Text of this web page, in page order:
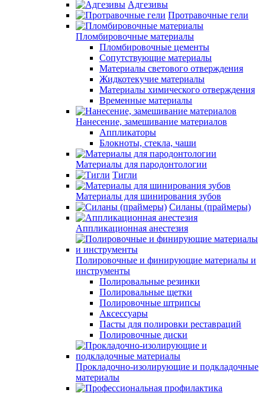
Адгезивы
Протравочные гели
Пломбировочные материалы
Пломбировочные цементы
Сопутствующие материалы
Материалы светового отверждения
Жидкотекучие материалы
Материалы химического отверждения
Временные материалы
Нанесение, замешивание материалов
Аппликаторы
Блокноты, стекла, чаши
Материалы для пародонтологии
Тигли
Материалы для шинирования зубов
Силаны (праймеры)
Аппликационная анестезия
Полировочные и финирующие материалы и
инструменты
Полировальные резинки
Полировальные щетки
Полировочные штрипсы
Аксессуары
Пасты для полировки реставраций
Полировочные диски
Прокладочно-изолирующие и подкладочные
материалы